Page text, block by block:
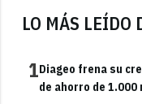
LO MÁS LEÍDO
1Diageo frena su
de ahorro de